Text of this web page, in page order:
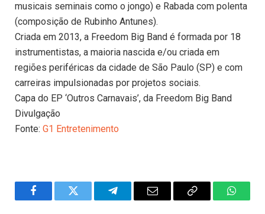
musicais seminais como o jongo) e Rabada com polenta
(composição de Rubinho Antunes).
Criada em 2013, a Freedom Big Band é formada por 18
instrumentistas, a maioria nascida e/ou criada em
regiões periféricas da cidade de São Paulo (SP) e com
carreiras impulsionadas por projetos sociais.
Capa do EP ‘Outros Carnavais’, da Freedom Big Band
Divulgação
Fonte: G1 Entretenimento
FacebookTwitter TelegramEmail
Copy